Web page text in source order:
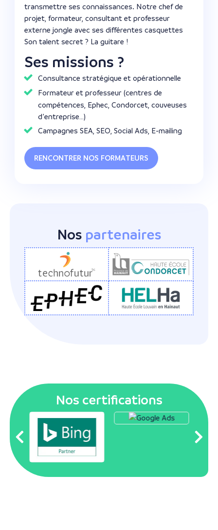
transmettre ses connaissances. Notre chef de
projet, formateur, consultant et professeur
externe jongle avec ses différentes casquettes
Son talent secret ? La guitare !
Ses missions ?
Consultance stratégique et opérationnelle
Formateur et professeur (centres de
compétences, Ephec, Condorcet, couveuses
d’entreprise…)
Campagnes SEA, SEO, Social Ads, E-mailing
RENCONTRER NOS FORMATEURS
Nos partenaires
Nos certifications